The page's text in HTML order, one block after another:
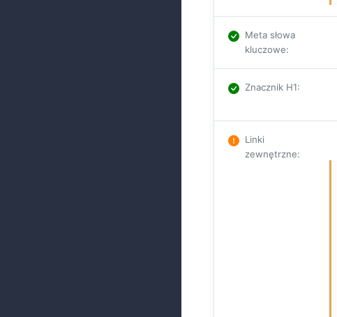
Meta słowa
kluczowe:
Znacznik H1:
Linki
zewnętrzne: